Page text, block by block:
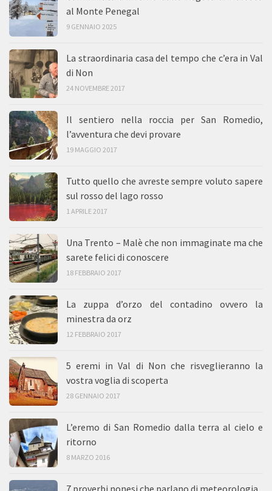
al Monte Penegal
9 GENNAIO 2025
La straordinaria casa del tempo che c’era in Val
di Non
24 NOVEMBRE 2017
Il sentiero nella roccia per San Romedio,
l’avventura che devi provare
19 MAGGIO 2017
Tutto quello che avreste sempre voluto sapere
sul rosso del lago rosso
1 APRILE 2017
Una Trento – Malè che non immaginate ma che
sarete felici di conoscere
18 FEBBRAIO 2017
La zuppa d’orzo del contadino ovvero la
minestra da orz
12 FEBBRAIO 2017
5 eremi in Val di Non che risveglieranno la
vostra voglia di scoperta
28 GENNAIO 2017
L’eremo di San Romedio dalla terra al cielo e
ritorno
8 MARZO 2016